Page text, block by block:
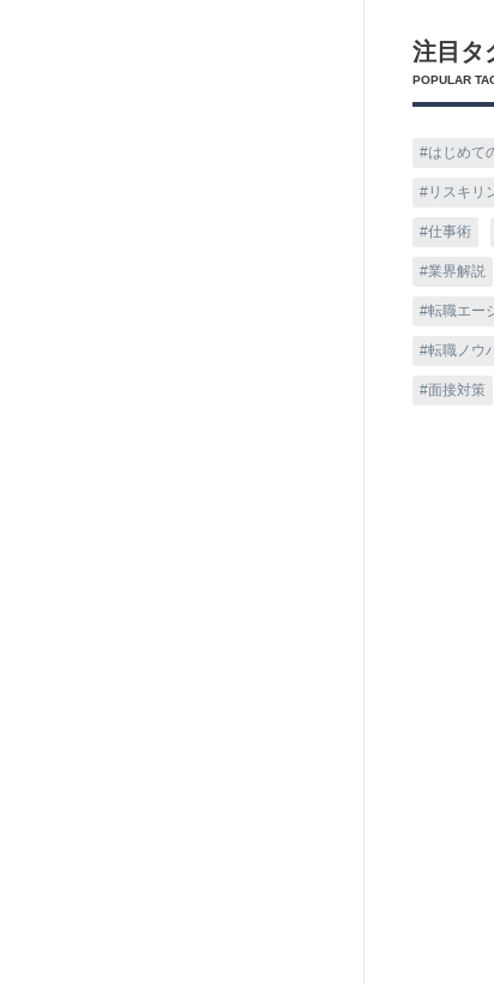
注目タ
POPULAR
はじめて
リスキリ
仕事術
業界解説
転職エー
転職ノウ
面接対策